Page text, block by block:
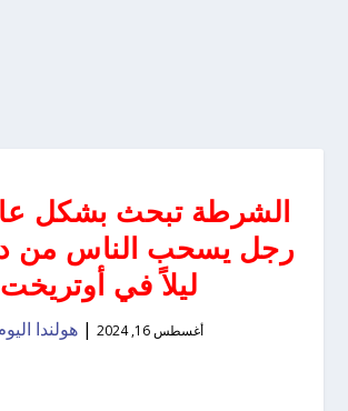
الشرطة تبحث بشكل
رجل يسحب الناس من
ليلاً في أوتريخت
أغسطس 16, 2024 |هولندا